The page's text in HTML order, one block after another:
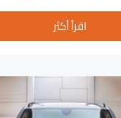
اقرأ أكثر